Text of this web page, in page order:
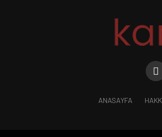
ANASAYFA